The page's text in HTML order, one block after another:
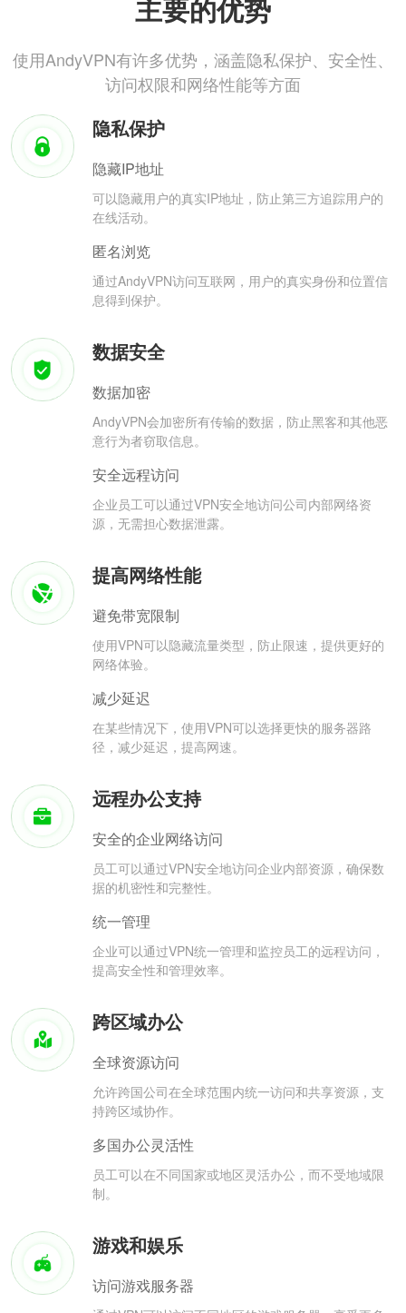
主要的优势
使用AndyVPN有许多优势，涵盖隐私保护、安全性、
访问权限和网络性能等方面
隐私保护
隐藏IP地址
可以隐藏用户的真实IP地址，防止第三方追踪用户的
在线活动。
匿名浏览
通过AndyVPN访问互联网，用户的真实身份和位置信
息得到保护。
数据安全
数据加密
AndyVPN会加密所有传输的数据，防止黑客和其他恶
意行为者窃取信息。
安全远程访问
企业员工可以通过VPN安全地访问公司内部网络资
源，无需担心数据泄露。
提高网络性能
避免带宽限制
使用VPN可以隐藏流量类型，防止限速，提供更好的
网络体验。
减少延迟
在某些情况下，使用VPN可以选择更快的服务器路
径，减少延迟，提高网速。
远程办公支持
安全的企业网络访问
员工可以通过VPN安全地访问企业内部资源，确保数
据的机密性和完整性。
统一管理
企业可以通过VPN统一管理和监控员工的远程访问，
提高安全性和管理效率。
跨区域办公
全球资源访问
允许跨国公司在全球范围内统一访问和共享资源，支
持跨区域协作。
多国办公灵活性
员工可以在不同国家或地区灵活办公，而不受地域限
制。
游戏和娱乐
访问游戏服务器